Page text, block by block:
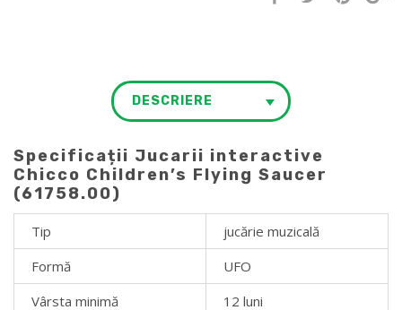
DESCRIERE
Specificații Jucarii interactive
Chicco Children’s Flying Saucer
(61758.00)
Tip
jucărie muzicală
Formă
UFO
Vârsta minimă
12 luni